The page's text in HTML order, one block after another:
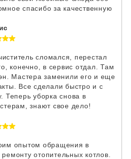
спасибо за качественную
сломался, перестал
конечно, в сервис отдал. Там
Мастера заменили его и еще
Все сделали быстро и с
Теперь уборка снова в
знают свое дело!
опытом обращения в
отопительных котлов.